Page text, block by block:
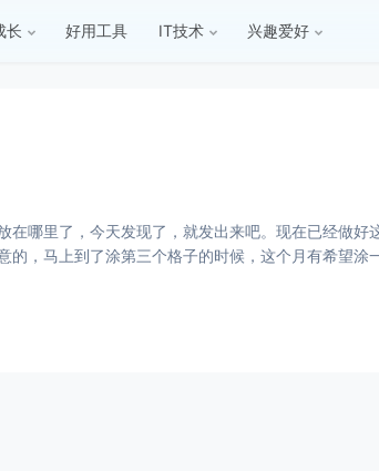
长 好用工具 IT技术 兴趣爱好
在哪里了，今天发现了，就发出来吧。现在已经做
第三个格子的时候，这个月有希望涂一个红色格子了。 看到阮一峰写这篇